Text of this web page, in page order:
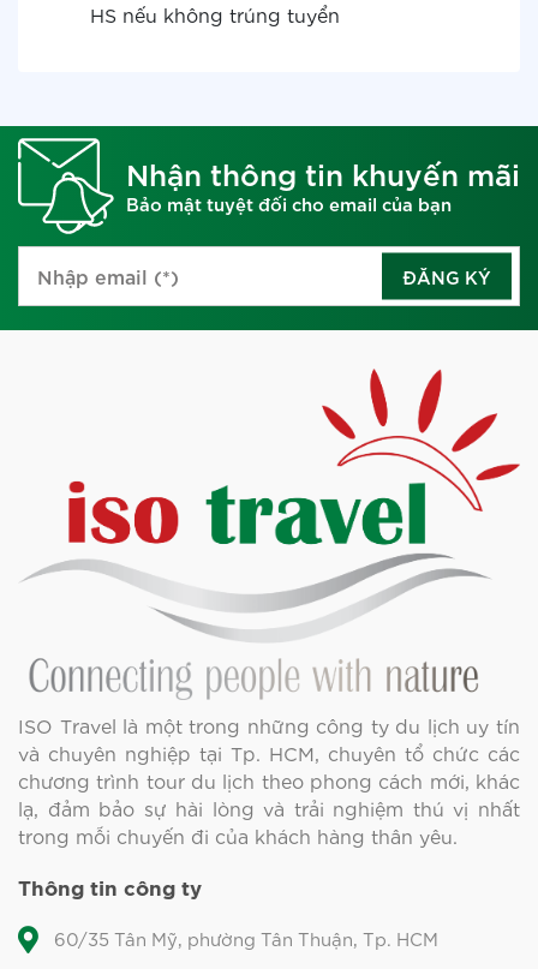
HS nếu không trúng tuyển
Nhận thông tin khuyến mãi
Bảo mật tuyệt đối cho email của bạn
ĐĂNG KÝ
ISO Travel là một trong những công ty du lịch uy tín
và chuyên nghiệp tại Tp. HCM, chuyên tổ chức các
chương trình tour du lịch theo phong cách mới, khác
lạ, đảm bảo sự hài lòng và trải nghiệm thú vị nhất
trong mỗi chuyến đi của khách hàng thân yêu.
Thông tin công ty
60/35 Tân Mỹ, phường Tân Thuận, Tp. HCM